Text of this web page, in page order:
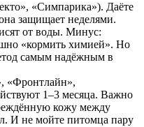
«Симпарика»). Даёте
защищает неделями.
от воды. Минус:
«кормить химией». Но
самым надёжным в
«Фронтлайн»,
1–3 месяца. Важно
кожу между
И не мойте питомца пару